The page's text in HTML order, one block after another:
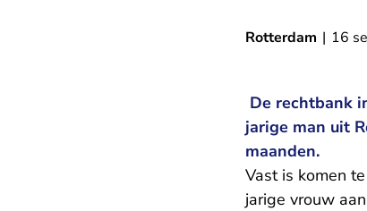
Rotterdam | 16
De rechtbank
jarige man uit
maanden.
Vast is komen
jarige vrouw